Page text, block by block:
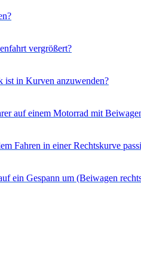
vergrößert?
ist in Kurven anzuwenden?
auf einem Motorrad mit
Fahren in einer Rechtskurve
ein Gespann um (Beiwagen